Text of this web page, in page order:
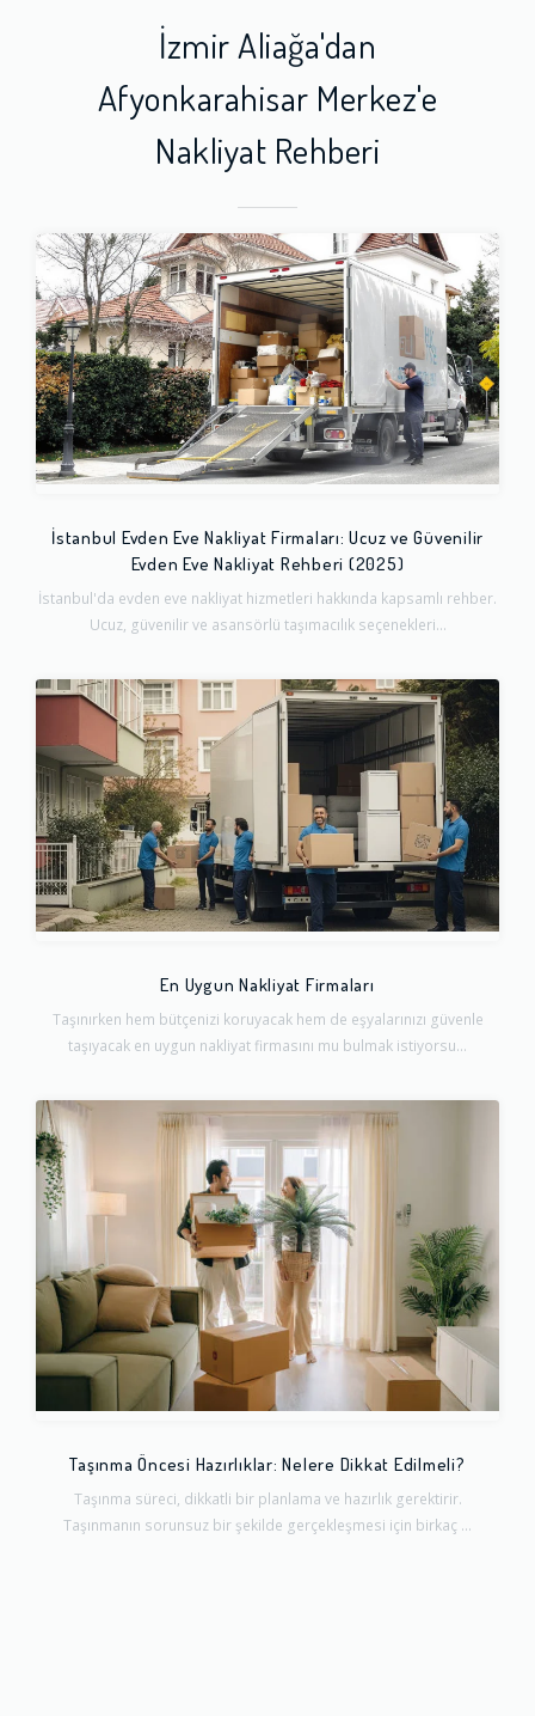
İzmir Aliağa'dan
Afyonkarahisar Merkez'e
Nakliyat Rehberi
İstanbul Evden Eve Nakliyat Firmaları: Ucuz ve Güvenilir
Evden Eve Nakliyat Rehberi (2025)
İstanbul'da evden eve nakliyat hizmetleri hakkında kapsamlı rehber.
Ucuz, güvenilir ve asansörlü taşımacılık seçenekleri...
En Uygun Nakliyat Firmaları
Taşınırken hem bütçenizi koruyacak hem de eşyalarınızı güvenle
taşıyacak en uygun nakliyat firmasını mu bulmak istiyorsu...
Taşınma Öncesi Hazırlıklar: Nelere Dikkat Edilmeli?
Taşınma süreci, dikkatli bir planlama ve hazırlık gerektirir.
Taşınmanın sorunsuz bir şekilde gerçekleşmesi için birkaç ...